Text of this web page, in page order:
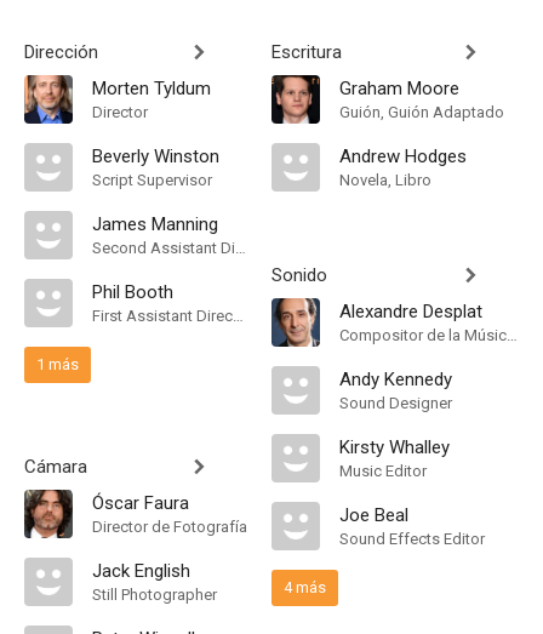
Dirección
Morten Tyldum
Director
Beverly Winston
Script Supervisor
James Manning
Second Assistant Director
Phil Booth
First Assistant Director
1 más
Cámara
Óscar Faura
Director de Fotografía
Jack English
Still Photographer
Escritura
Graham Moore
Guión, Guión Adaptado
Andrew Hodges
Novela, Libro
Sonido
Alexandre Desplat
Compositor de la Música Original
Andy Kennedy
Sound Designer
Kirsty Whalley
Music Editor
Joe Beal
Sound Effects Editor
4 más